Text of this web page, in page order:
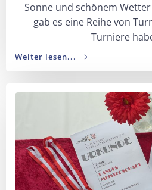
Sonne und schönem
gab es eine Reihe von
Turniere
Weiter lesen...